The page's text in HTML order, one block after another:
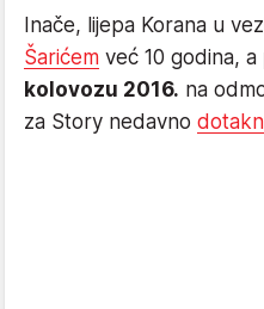
Inače, lijepa Korana u
Šarićem već 10 godina, a
kolovozu 2016. na
za Story nedavno